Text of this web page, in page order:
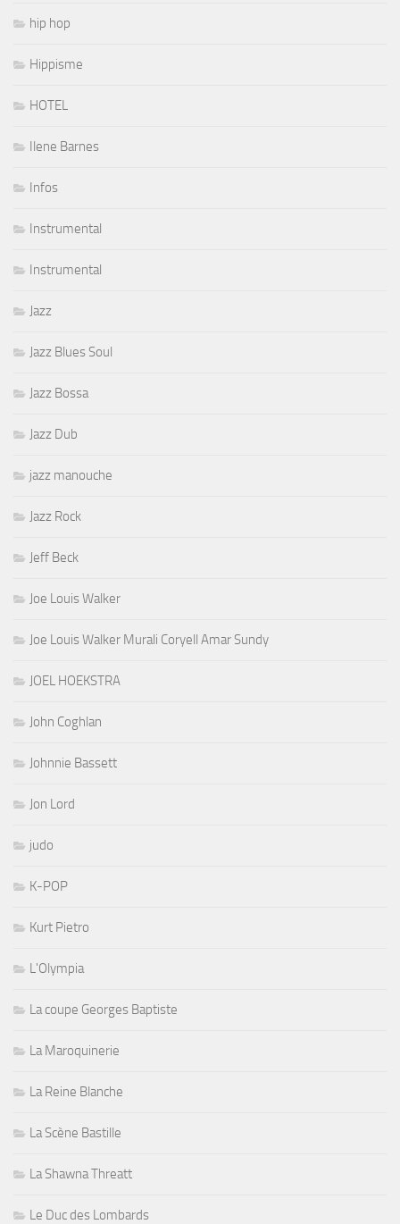
hip hop
Hippisme
HOTEL
Ilene Barnes
Infos
Instrumental
Instrumental
Jazz
Jazz Blues Soul
Jazz Bossa
Jazz Dub
jazz manouche
Jazz Rock
Jeff Beck
Joe Louis Walker
Joe Louis Walker Murali Coryell Amar Sundy
JOEL HOEKSTRA
John Coghlan
Johnnie Bassett
Jon Lord
judo
K-POP
Kurt Pietro
L'Olympia
La coupe Georges Baptiste
La Maroquinerie
La Reine Blanche
La Scène Bastille
La Shawna Threatt
Le Duc des Lombards